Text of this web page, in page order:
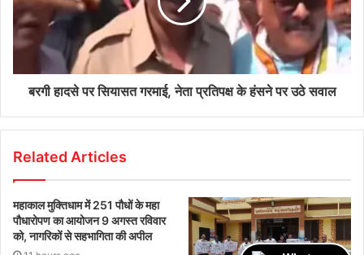
बरगी हादसे पर सियासत गरमाई, नेता प्रतिपक्ष के हंसने पर उठे सवाल
Related Articles
महाकाल मुक्तिधाम में 251 पौधों के महा
पौधारोपण का आयोजन 9 अगस्त रविवार
को, नागरिकों से सहभागिता की अपील